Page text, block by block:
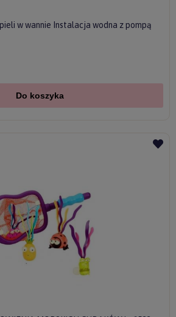
w wannie Instalacja wodna z pompą
Do koszyka